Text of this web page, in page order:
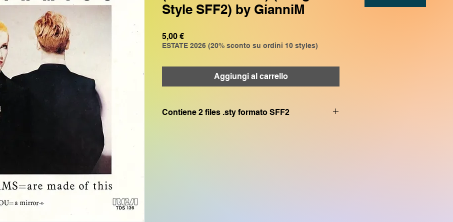
Style SFF2) by GianniM
5,00 €Prezzo
ESTATE 2026 (20% sconto su ordini 10 styles)
Aggiungi al carrello
Contiene 2 files .sty formato SFF2